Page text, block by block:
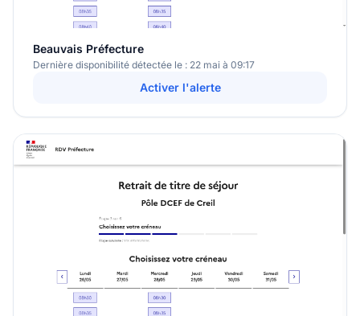
Beauvais Préfecture
Dernière disponibilité détectée le : 22 mai à 09:17
Activer l'alerte